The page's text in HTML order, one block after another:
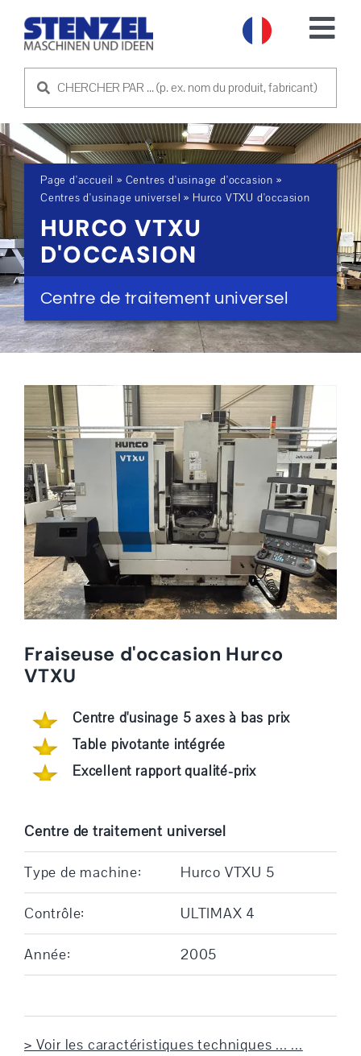
MACHINES D'OCCASION
VENDRE UNE MACHINE
SERVICE
SOCIÉTÉ
PRENDRE CONTACT
Page d'accueil » Centres d'usinage d'occasion »
Centres d'usinage universel » Hurco VTXU d'occasion
HURCO VTXU
D'OCCASION
Centre de traitement universel
Fraiseuse d'occasion Hurco
VTXU
Centre d'usinage 5 axes à bas prix
Table pivotante intégrée
Excellent rapport qualité-prix
Centre de traitement universel
Type de machine: Hurco VTXU 5
Contrôle: ULTIMAX 4
Année: 2005
> Voir les caractéristiques techniques ... ...